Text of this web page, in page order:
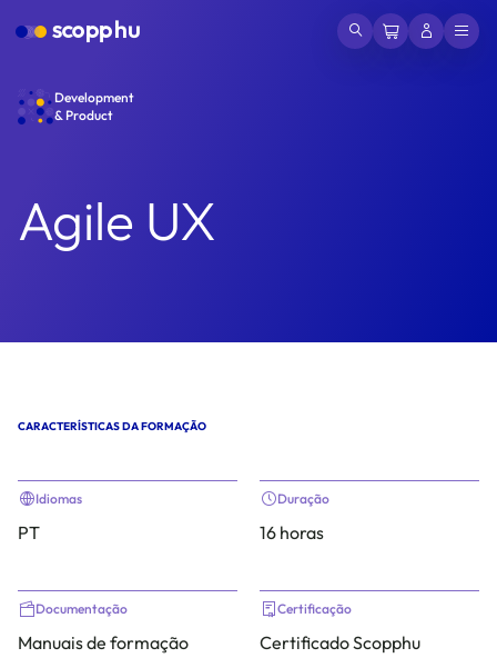
Development
& Product
Agile UX
CARACTERÍSTICAS DA FORMAÇÃO
Idiomas
PT
Duração
16 horas
Documentação
Manuais de formação
Certificação
Certificado Scopphu